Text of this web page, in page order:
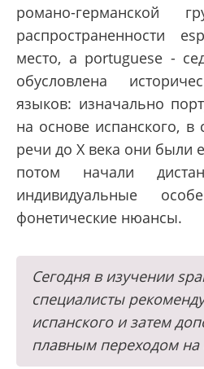
романо-германской
распространенности
место, а portuguese -
обусловлена
языков: изначально
на основе испанского, в
речи до X века они были
потом начали
индивидуальные
фонетические нюансы.
Сегодня в изучении
специалисты
испанского и затем
плавным переходом на